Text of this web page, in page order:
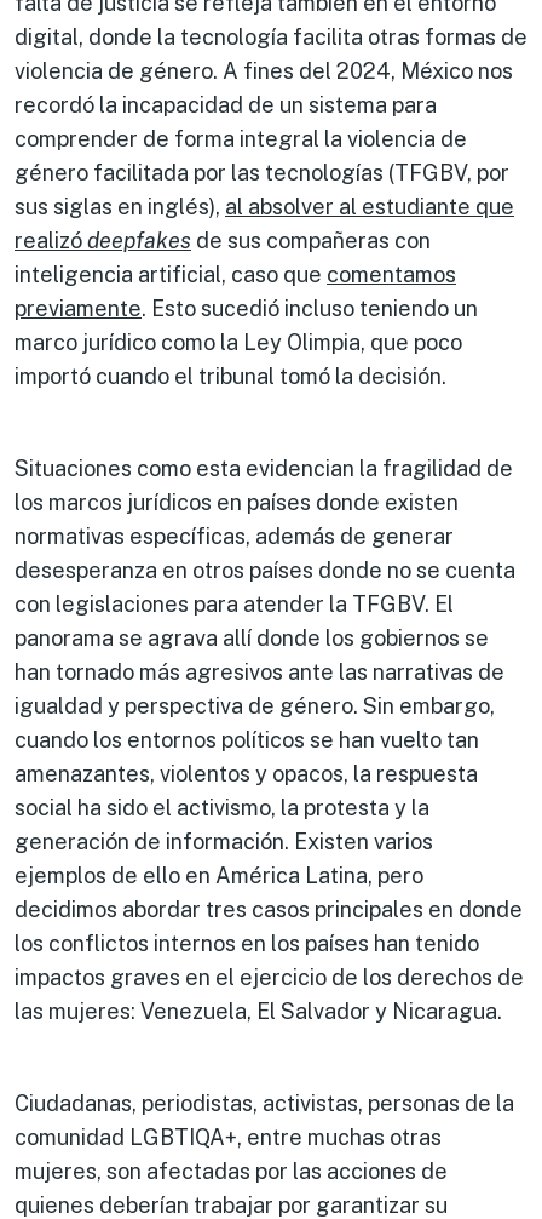
digital, donde la tecnología facilita otras formas de
violencia de género. A fines del 2024, México nos
recordó la incapacidad de un sistema para
comprender de forma integral la violencia de
género facilitada por las tecnologías (TFGBV, por
sus siglas en inglés), al absolver al estudiante que
realizódeepfakes de sus compañeras con
inteligencia artificial, caso que comentamos
previamente. Esto sucedió incluso teniendo un
marco jurídico como la Ley Olimpia, que poco
importó cuando el tribunal tomó la decisión.
Situaciones como esta evidencian la fragilidad de
los marcos jurídicos en países donde existen
normativas específicas, además de generar
desesperanza en otros países donde no se cuenta
con legislaciones para atender la TFGBV. El
panorama se agrava allí donde los gobiernos se
han tornado más agresivos ante las narrativas de
igualdad y perspectiva de género. Sin embargo,
cuando los entornos políticos se han vuelto tan
amenazantes, violentos y opacos, la respuesta
social ha sido el activismo, la protesta y la
generación de información. Existen varios
ejemplos de ello en América Latina, pero
decidimos abordar tres casos principales en donde
los conflictos internos en los países han tenido
impactos graves en el ejercicio de los derechos de
las mujeres: Venezuela, El Salvador y Nicaragua.
Ciudadanas, periodistas, activistas, personas de la
comunidad LGBTIQA+, entre muchas otras
mujeres, son afectadas por las acciones de
quienes deberían trabajar por garantizar su